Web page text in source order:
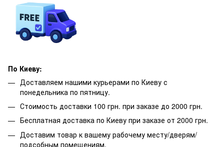
По Киеву:
Доставляем нашими курьерами по Киеву с
понедельника по пятницу.
Стоимость доставки 100 грн. при заказе до 2000 грн.
Бесплатная доставка по Киеву при заказе от 2000 грн.
Доставим товар к вашему рабочему месту/дверям/
подсобным помещениям.